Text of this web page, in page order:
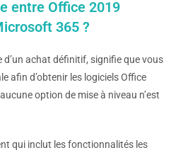
entre Office 2019
365 ?
achat définitif, signifie que vous
afin d’obtenir les logiciels Office
option de mise à niveau n’est
qui inclut les fonctionnalités les